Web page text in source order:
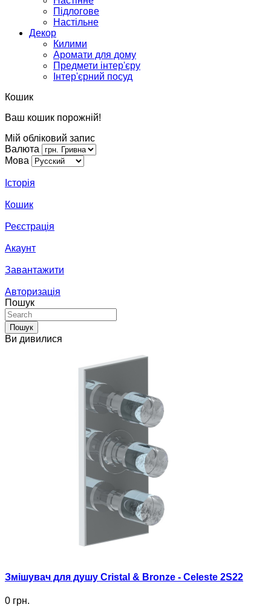
Підлогове
Настільне
Декор
Килими
Аромати для дому
Предмети інтер'єру
Інтер'єрний посуд
Кошик
Ваш кошик порожній!
Мій обліковий запис
Валюта
Мова
Історія
Кошик
Реєстрація
Акаунт
Завантажити
Авторизація
Пошук
Пошук
Ви дивилися
Змішувач для душу Cristal & Bronze - Celeste 2S22
0 грн.